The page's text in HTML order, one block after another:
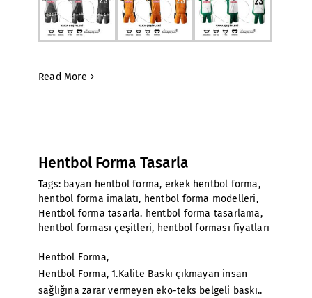
Read More
Hentbol Forma Tasarla
Tags: bayan hentbol forma, erkek hentbol forma,
hentbol forma imalatı, hentbol forma modelleri,
Hentbol forma tasarla. hentbol forma tasarlama,
hentbol forması çeşitleri, hentbol forması fiyatları
Hentbol Forma,
Hentbol Forma, 1.Kalite Baskı çıkmayan insan
sağlığına zarar vermeyen eko-teks belgeli baskı..